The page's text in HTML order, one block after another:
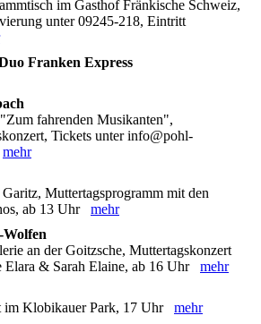
im Gasthof Fränkische Schweiz,
unter 09245-218, Eintritt
Franken Express
fahrenden Musikanten",
Tickets unter info@pohl-
mehr
Muttertagsprogramm mit den
ab 13 Uhr mehr
an der Goitzsche, Muttertagskonzert
Elara & Sarah Elaine, ab 16 Uhr mehr
im Klobikauer Park, 17 Uhr mehr